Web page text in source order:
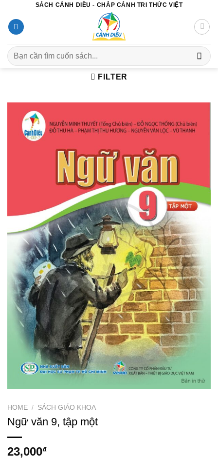
đến
nội
dung
SÁCH CÁNH DIỀU - CHẮP CÁNH TRI THỨC VIỆT
Search
for:
FILTER
HOME / SÁCH GIÁO KHOA
Ngữ văn 9, tập một
23,000₫